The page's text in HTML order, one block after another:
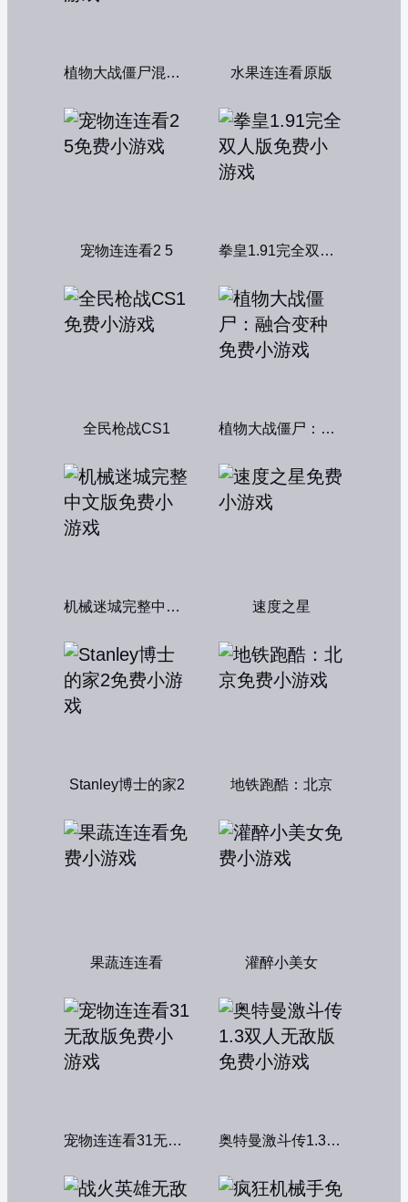
植物大战僵尸混合版 水果连连看原版
宠物连连看2 5 拳皇1.91完全双人版
全民枪战CS1 植物大战僵尸：融合变种
机械迷城完整中文版 速度之星
Stanley博士的家2 地铁跑酷：北京
果蔬连连看 灌醉小美女
宠物连连看31无敌版 奥特曼激斗传1.3双人无敌版